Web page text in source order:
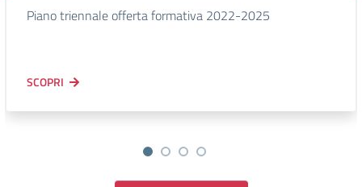
Piano triennale offerta formativa 2022-2025
SCOPRI